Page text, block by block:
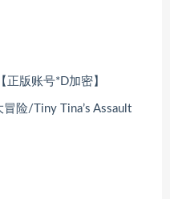
版账号*D加密】